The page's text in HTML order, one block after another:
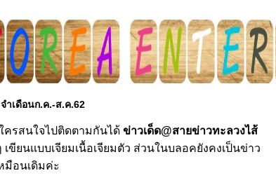
ำเดือนก.ค.-ส.ค.62
ครสนใจไปติดตามกันได้ ข่าวเด็ด@สายข่าวทะลวงไส้
ขียนแบบเจียมเนื้อเจียมตัว ส่วนในบลอคยังคงเป็นข่าว
มือนเดิมค่ะ